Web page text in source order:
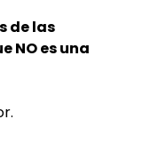
de las
NO es una